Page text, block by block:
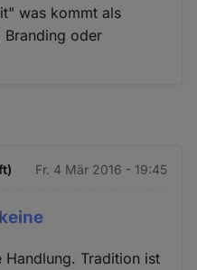
was kommt als
Branding oder
Fr. 4 Mär 2016 - 19:45
Tradition ist